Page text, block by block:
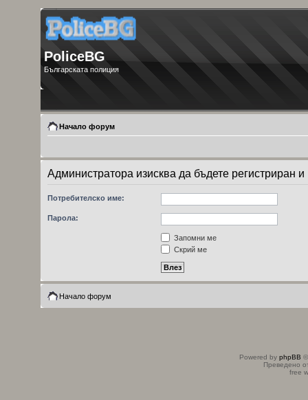
PoliceBG
Българската полиция
Начало форум
Администратора изисква да бъдете регистриран
Потребителско име:
Парола:
Запомни ме
Скрий ме
Начало форум
Powered by phpBB
Преведено
free